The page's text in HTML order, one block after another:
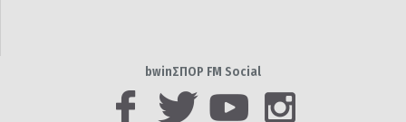
bwinΣΠΟΡ FM Social